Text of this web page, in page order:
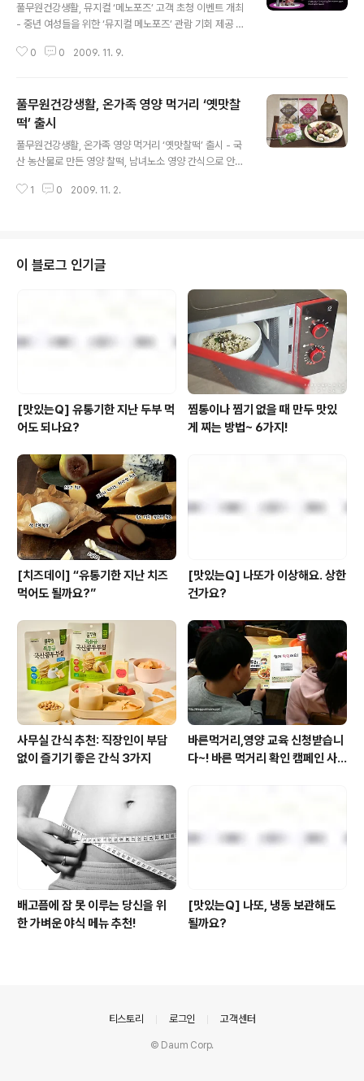
풀무원건강생활, 뮤지컬 ‘메노포즈’ 고객 초청 이벤트 개최
- 중년 여성들을 위한 ‘뮤지컬 메노포즈’ 관람 기회 제공 이
및 공연 티켓 할인 혜택 제공 풀무원건강생활(대표 이규석,
를 제공하는 이벤트를 개최한다. 우리말로 ‘폐경’을 의미하
는 공연명의 뮤지컬 ‘메노포즈’는 40~50대 폐경기 중년여
성들의 고민해결과 자아발견 과정을 유쾌하게 풀어가는 작
품이다. 그린체 로젠빈수(秀)의 후원으로 펼쳐지는 이번 공
연은 풀무원건강생활 고객이라면 누구나 참여 가능한 이벤
트를 통해 관람 기회를 제공한다. 이벤트 참여 방법은 그린
0 0 2009. 11. 9.
풀무원건강생활, 온가족 영양 먹거리 ‘옛맛찰
떡’ 출시
풀무원건강생활, 온가족 영양 먹거리 ‘옛맛찰떡’ 출시 - 국
산 농산물로 만든 영양 찰떡, 남녀노소 영양 간식으로 안성
즐기는 먹거리 풀무원건강생활(대표 이규석)은 100% 국
출시했다. ‘옛맛찰떡’은 통쌀로 고두밥을 짓는 ‘통쌀기법’과
100번 이상 치대는 ‘떡메기법’인 전통방식에 풀무원의 무
첨가 제조원칙에 따라 MSG, 유화제, 전분, 색소, 방부제를
넣지 않아 안심하고 먹을 수 있는 영양 간식이다. 100% 국
산 농산물 찹쌀, 쑥, 흑미, 현미, 검은깨등과 천연 원료를 사
용하여..
1 0 2009. 11. 2.
이 블로그 인기글
[맛있는Q] 유통기한 지난 두부 먹
어도 되나요?
찜통이나 찜기 없을 때 만두 맛있
게 찌는 방법~ 6가지!
[치즈데이] “유통기한 지난 치즈
먹어도 될까요?”
[맛있는Q] 나또가 이상해요. 상한
건가요?
사무실 간식 추천: 직장인이 부담
없이 즐기기 좋은 간식 3가지
바른먹거리,영양 교육 신청받습니
다~! 바른 먹거리 확인 캠페인 사
배고픔에 잠 못 이루는 당신을 위
한 가벼운 야식 메뉴 추천!
[맛있는Q] 나또, 냉동 보관해도
될까요?
티스토리 로그인 고객센터
© Daum Corp.